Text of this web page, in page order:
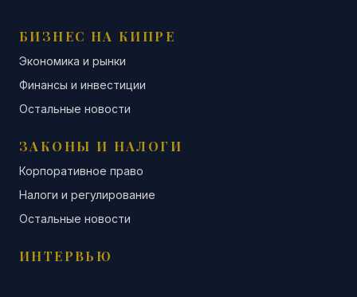
БИЗНЕС НА КИПРЕ
Экономика и рынки
Финансы и инвестиции
Остальные новости
ЗАКОНЫ И НАЛОГИ
Корпоративное право
Налоги и регулирование
Остальные новости
ИНТЕРВЬЮ